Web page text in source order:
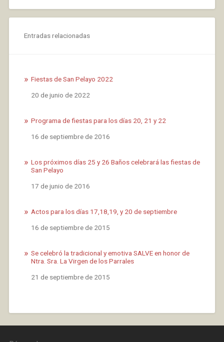
Entradas relacionadas
Fiestas de San Pelayo 2022
Fecha
20 de junio de 2022
Programa de fiestas para los días 20, 21 y 22
Fecha
16 de septiembre de 2016
Los próximos días 25 y 26 Baños celebrará las fiestas de
San Pelayo
Fecha
17 de junio de 2016
Actos para los días 17,18,19, y 20 de septiembre
Fecha
16 de septiembre de 2015
Se celebró la tradicional y emotiva SALVE en honor de
Ntra. Sra. La Virgen de los Parrales
Fecha
21 de septiembre de 2015